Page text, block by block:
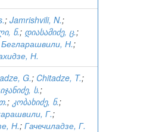
; Jamrishvili, N.;
ნ.; დიასამიძე, ც.;
Бегларашвили, Н.;
Н.
G.; Chitadze, T.;
ს.;
; კობახიძე, ნ.;
Г.;
Н.; Гачечиладзе, Г.